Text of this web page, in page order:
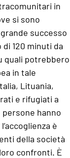
in
si sono
successo
120 minuti da
quali potrebbero
in tale
Lituania,
e rifugiati a
hanno
è
della società
confronti. È